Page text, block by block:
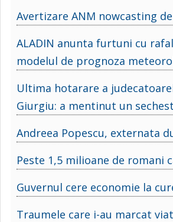
Avertizare ANM nowcasting
ALADIN anunta furtuni cu
modelul de prognoza
Ultima hotarare a
Giurgiu: a mentinut un
Andreea Popescu, externata
Peste 1,5 milioane de romani
Guvernul cere economie la
Traumele care i-au marcat